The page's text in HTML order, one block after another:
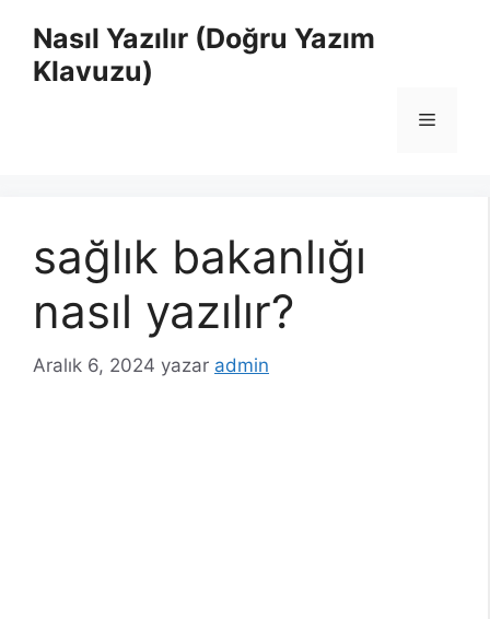
Nasıl Yazılır (Doğru Yazım
Klavuzu)
Menü
sağlık bakanlığı
nasıl yazılır?
Aralık 6, 2024 yazar admin